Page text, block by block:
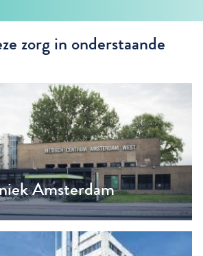
zorg in onderstaande
Amsterdam